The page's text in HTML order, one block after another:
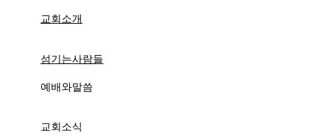
교회소개
섬기는사람들
예배와말씀
교회소식